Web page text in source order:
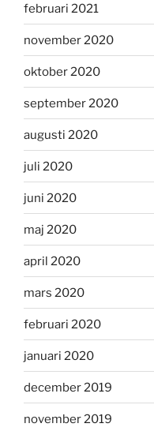
februari 2021
november 2020
oktober 2020
september 2020
augusti 2020
juli 2020
juni 2020
maj 2020
april 2020
mars 2020
februari 2020
januari 2020
december 2019
november 2019